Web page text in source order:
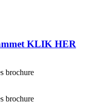
KLIK HER
brochure
brochure